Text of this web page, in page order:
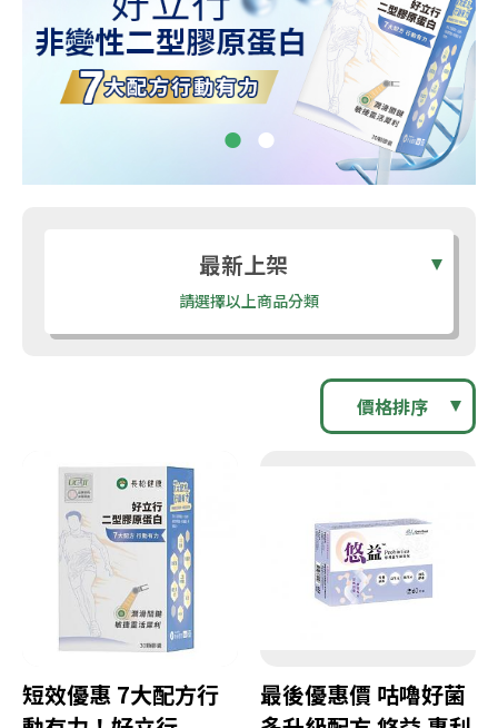
最新上架
請選擇以上商品分類
價格排序
短效優惠 7大配方行
最後優惠價 咕嚕好菌